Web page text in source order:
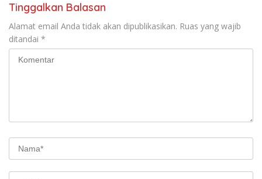
Tinggalkan Balasan
Alamat email Anda tidak akan dipublikasikan. Ruas yang wajib
ditandai *